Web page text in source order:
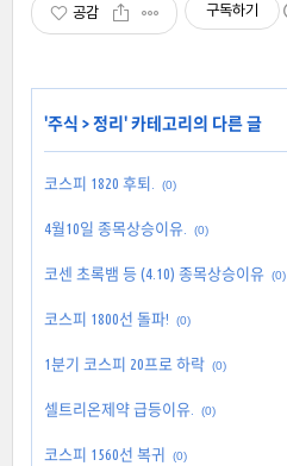
공감 구독하기
'주식 >정리 ' 카테고리의 다른 글
코스피 1820 후퇴. (0)
4월10일 종목상승이유. (0)
코센 초록뱀 등 (4.10) 종목상승이유 (0)
코스피 1800선 돌파! (0)
1분기 코스피 20프로 하락 (0)
셀트리온제약 급등이유. (0)
코스피 1560선 복귀 (0)